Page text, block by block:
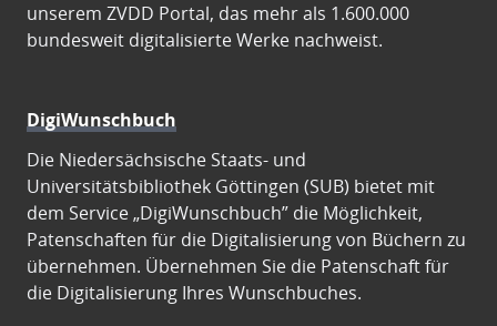
unserem ZVDD Portal, das mehr als 1.600.000
bundesweit digitalisierte Werke nachweist.
DigiWunschbuch
Die Niedersächsische Staats- und
Universitätsbibliothek Göttingen (SUB) bietet mit
dem Service „DigiWunschbuch” die Möglichkeit,
Patenschaften für die Digitalisierung von Büchern zu
übernehmen. Übernehmen Sie die Patenschaft für
die Digitalisierung Ihres Wunschbuches.